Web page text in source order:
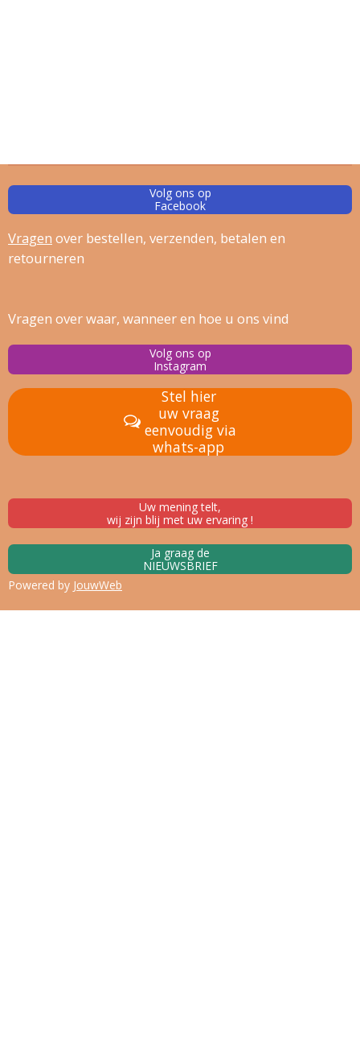
Volg ons op
Facebook
Vragen over bestellen, verzenden, betalen en
retourneren
Vragen over waar, wanneer en hoe u ons vind
Volg ons op
Instagram
Stel hier
uw vraag
eenvoudig via
whats-app
Uw mening telt,
wij zijn blij met uw ervaring !
Ja graag de
NIEUWSBRIEF
Powered by JouwWeb